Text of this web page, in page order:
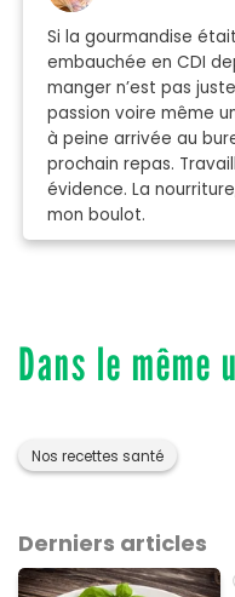
Si la gourmandise
embauchée en CDI
manger n’est pas
passion voire même
à peine arrivée au
prochain repas.
évidence. La
mon boulot.
Dans le même
Nos recettes santé
Derniers articles